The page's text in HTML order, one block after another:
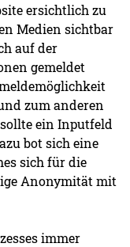
ersichtlich zu
Medien sichtbar
auf der
gemeldet
zum anderen
ein Inputfeld
bot sich eine
sich für die
Anonymität mit
immer